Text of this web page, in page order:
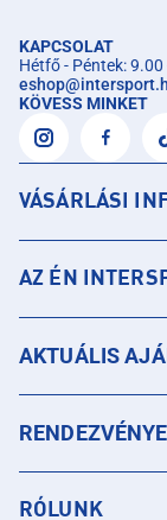
KAPCSOLAT
Hétfő - Péntek: 9.00
eshop@
KÖVESS MINKET
VÁSÁRLÁSI
AZ ÉN
AKTUÁLIS
RÓLUNK